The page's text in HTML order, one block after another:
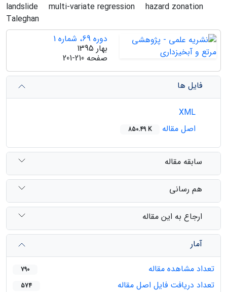
landslide multi-variate regression
hazard zonation
Taleghan
دوره 69، شماره 1
بهار 1395
صفحه 201-210
فایل ها
اصل مقاله
850.49 K
سابقه مقاله
هم رسانی
ارجاع به این مقاله
آمار
تعداد مشاهده مقاله
790
تعداد دریافت فایل اصل مقاله 574